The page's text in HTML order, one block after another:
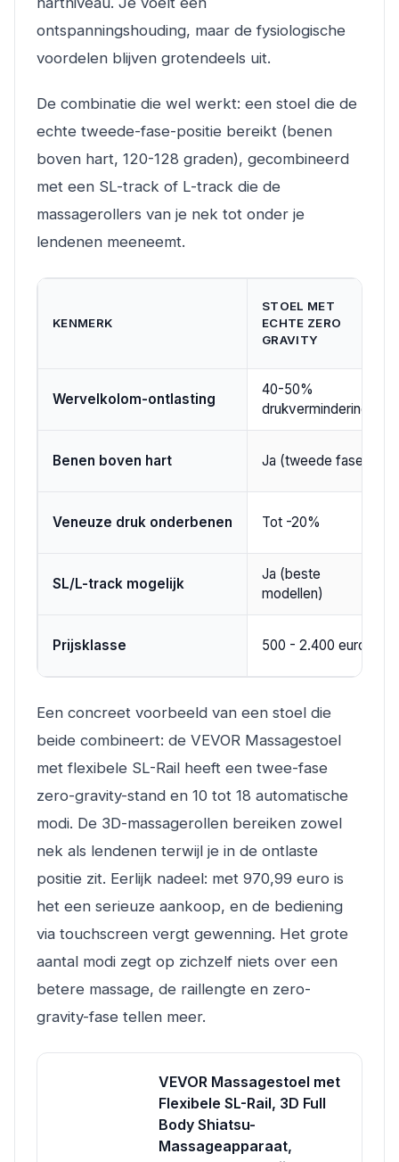
ontspanningshouding, maar de fysiologische
voordelen blijven grotendeels uit.
De combinatie die wel werkt: een stoel die de
echte tweede-fase-positie bereikt (benen
boven hart, 120-128 graden), gecombineerd
met een SL-track of L-track die de
massagerollers van je nek tot onder je
lendenen meeneemt.
KENMERK
STOEL MET
ECHTE ZERO
GRAVITY
Wervelkolom-ontlasting
40-50%
drukvermindering
Benen boven hart Ja (tweede fase)
Veneuze druk onderbenen Tot -20%
SL/L-track mogelijk
Ja (beste
modellen)
Prijsklasse 500 - 2.400 euro
Een concreet voorbeeld van een stoel die
beide combineert: de VEVOR Massagestoel
met flexibele SL-Rail heeft een twee-fase
zero-gravity-stand en 10 tot 18 automatische
modi. De 3D-massagerollen bereiken zowel
nek als lendenen terwijl je in de ontlaste
positie zit. Eerlijk nadeel: met 970,99 euro is
het een serieuze aankoop, en de bediening
via touchscreen vergt gewenning. Het grote
aantal modi zegt op zichzelf niets over een
betere massage, de raillengte en zero-
gravity-fase tellen meer.
VEVOR Massagestoel met
Flexibele SL-Rail, 3D Full
Body Shiatsu-
Massageapparaat,